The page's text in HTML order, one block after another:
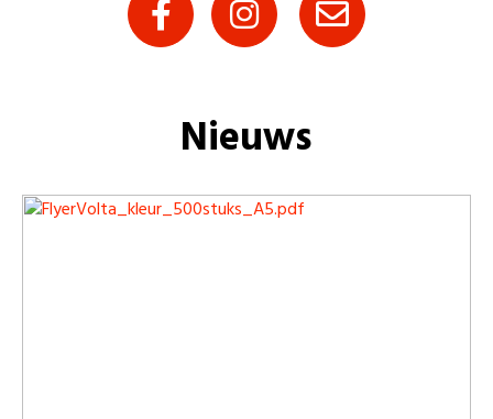
Nieuws